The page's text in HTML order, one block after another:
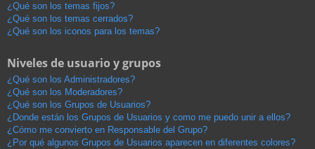
¿Qué son los temas fijos?
¿Qué son los temas cerrados?
¿Qué son los iconos para los temas?
Niveles de usuario y grupos
¿Qué son los Administradores?
¿Qué son los Moderadores?
¿Qué son los Grupos de Usuarios?
¿Donde están los Grupos de Usuarios y como me puedo unir a ellos?
¿Cómo me convierto en Responsable del Grupo?
¿Por qué algunos Grupos de Usuarios aparecen en diferentes colores?